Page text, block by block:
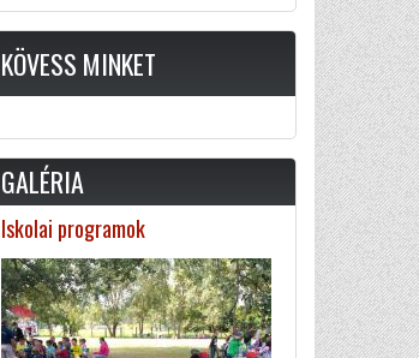
KÖVESS MINKET
GALÉRIA
Iskolai programok